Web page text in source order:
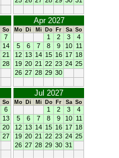
So
7
14
21
28
Apr 2027
Mo Di Mi Do Fr Sa So
1 2 3
4
5
6 7 8 9 10 11
12 13 14 15 16 17 18
19 20 21 22 23 24 25
26 27 28 29 30
So
6
13
20
27
Jul 2027
Mo Di Mi Do Fr Sa So
1 2 3
4
5
6 7 8 9 10 11
12 13 14 15 16 17 18
19 20 21 22 23 24 25
26 27 28 29 30 31